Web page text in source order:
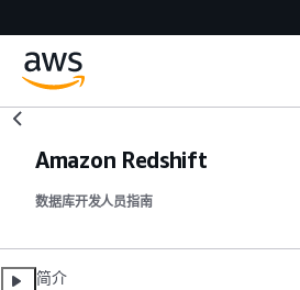
Amazon Redshift
数据库开发人员指南
简介